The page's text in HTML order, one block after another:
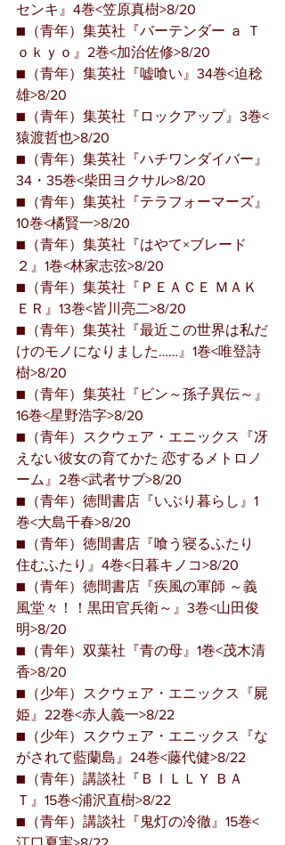
センキ』4巻<笠原真樹>8/20
■（青年）集英社『バーテンダー ａ Ｔ
ｏｋｙｏ』2巻<加治佐修>8/20
■（青年）集英社『嘘喰い』34巻<迫稔
雄>8/20
■（青年）集英社『ロックアップ』3巻<
猿渡哲也>8/20
■（青年）集英社『ハチワンダイバー』
34・35巻<柴田ヨクサル>8/20
■（青年）集英社『テラフォーマーズ』
10巻<橘賢一>8/20
■（青年）集英社『はやて×ブレード
２』1巻<林家志弦>8/20
■（青年）集英社『ＰＥＡＣＥ ＭＡＫ
ＥＲ』13巻<皆川亮二>8/20
■（青年）集英社『最近この世界は私だ
けのモノになりました……』1巻<唯登詩
樹>8/20
■（青年）集英社『ビン～孫子異伝～』
16巻<星野浩字>8/20
■（青年）スクウェア・エニックス『冴
えない彼女の育てかた 恋するメトロノ
ーム』2巻<武者サブ>8/20
■（青年）徳間書店『いぶり暮らし』1
巻<大島千春>8/20
■（青年）徳間書店『喰う寝るふたり
住むふたり』4巻<日暮キノコ>8/20
■（青年）徳間書店『疾風の軍師 ～義
風堂々！！黒田官兵衛～』3巻<山田俊
明>8/20
■（青年）双葉社『青の母』1巻<茂木清
香>8/20
■（少年）スクウェア・エニックス『屍
姫』22巻<赤人義一>8/22
■（少年）スクウェア・エニックス『な
がされて藍蘭島』24巻<藤代健>8/22
■（青年）講談社『ＢＩＬＬＹ ＢＡ
Ｔ』15巻<浦沢直樹>8/22
■（青年）講談社『鬼灯の冷徹』15巻<